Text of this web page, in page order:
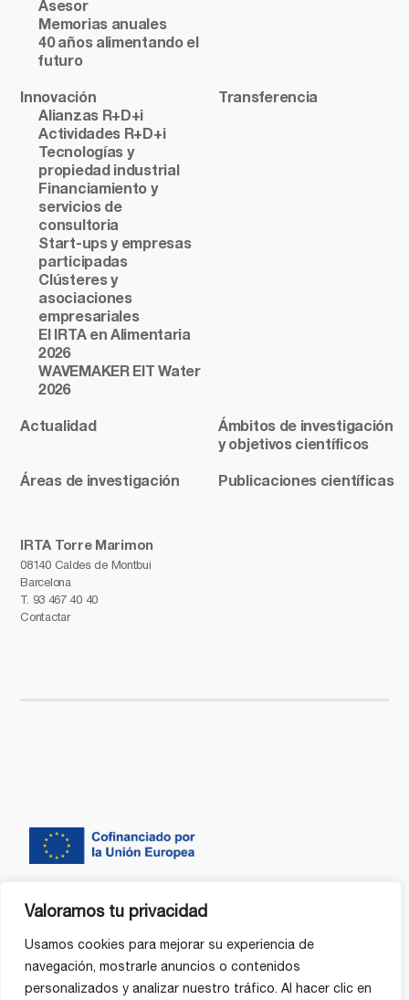
Valoramos tu privacidad
Usamos cookies para mejorar su experiencia de
navegación, mostrarle anuncios o contenidos
personalizados y analizar nuestro tráfico. Al hacer clic en
IRTA Torre Marimon
08140 Caldes de Montbui
Barcelona
T. 93 467 40 40
Contactar
Asesor
Memorias anuales
40 años alimentando el
futuro
Innovación
Alianzas R+D+i
Actividades R+D+i
Tecnologías y
propiedad industrial
Financiamiento y
servicios de
consultoria
Start-ups y empresas
participadas
Clústeres y
asociaciones
empresariales
El IRTA en Alimentaria
2026
WAVEMAKER EIT Water
2026
Transferencia
Actualidad
Ámbitos de investigación
y objetivos científicos
Áreas de investigación Publicaciones científicas